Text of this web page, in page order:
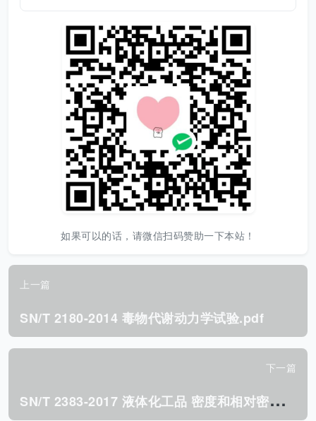
如果可以的话，请微信扫码赞助一下本站！
上一篇
SN/T 2180-2014 毒物代谢动力学试验.pdf
下一篇
S
N/T 2383-2017 液体化工品 密度和相对密度的测定 数字式密度计法.pdf